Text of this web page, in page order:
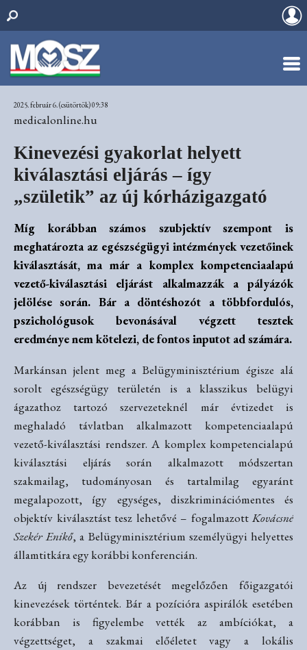
2025. február 6. (csütörtök) 09:38
medicalonline.hu
Kinevezési gyakorlat helyett
kiválasztási eljárás – így
„születik” az új kórházigazgató
Míg korábban számos szubjektív szempont is
meghatározta az egészségügyi intézmények vezetőinek
kiválasztását, ma már a komplex kompetenciaalapú
vezető-kiválasztási eljárást alkalmazzák a pályázók
jelölése során. Bár a döntéshozót a többfordulós,
pszichológusok bevonásával végzett tesztek
eredménye nem kötelezi, de fontos inputot ad számára.
Markánsan jelent meg a Belügyminisztérium égisze alá
sorolt egészségügy területén is a klasszikus belügyi
ágazathoz tartozó szervezeteknél már évtizedet is
meghaladó távlatban alkalmazott kompetenciaalapú
vezető-kiválasztási rendszer. A komplex kompetencialapú
kiválasztási eljárás során alkalmazott módszertan
szakmailag, tudományosan és tartalmilag egyaránt
megalapozott, így egységes, diszkriminációmentes és
objektív kiválasztást tesz lehetővé – fogalmazott Kovácsné
Szekér Enikő, a Belügyminisztérium személyügyi helyettes
államtitkára egy korábbi konferencián.
Az új rendszer bevezetését megelőzően főigazgatói
kinevezések történtek. Bár a pozícióra aspirálók esetében
korábban is figyelembe vették az ambíciókat, a
végzettséget, a szakmai előéletet vagy a lokális